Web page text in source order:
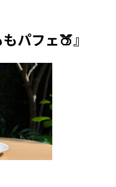
パフェ🍑』